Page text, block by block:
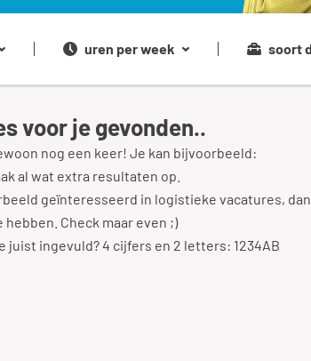
uren per week soort
voor je gevonden..
nog een keer! Je kan bijvoorbeeld:
al wat extra resultaten op.
geïnteresseerd in logistieke vacatures, dan
Check maar even ;)
juist ingevuld? 4 cijfers en 2 letters: 1234AB